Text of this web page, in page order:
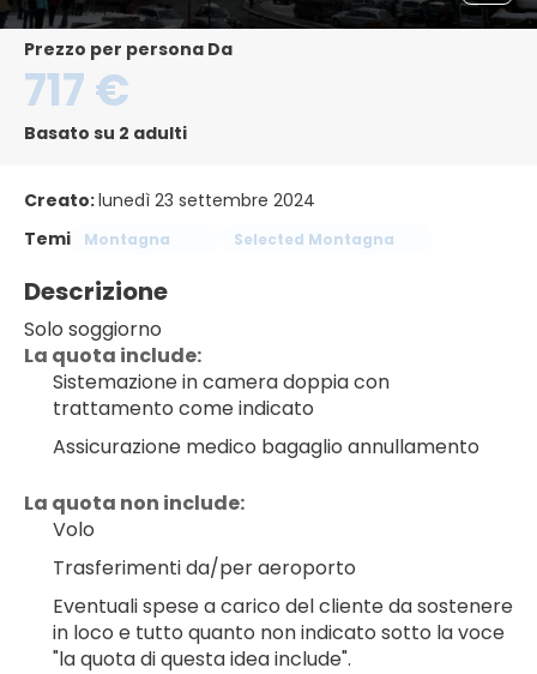
Prezzo per persona Da
717 €
Basato su 2 adulti
Creato:lunedì 23 settembre 2024
Temi
Montagna Selected Montagna
Descrizione
Solo soggiorno
La quota include:
Sistemazione in camera doppia con
trattamento come indicato
Assicurazione medico bagaglio annullamento
La quota non include:
Volo
Trasferimenti da/per aeroporto
Eventuali spese a carico del cliente da sostenere
in loco e tutto quanto non indicato sotto la voce
"la quota di questa idea include".